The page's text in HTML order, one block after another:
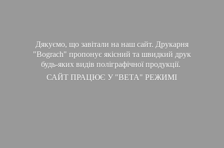
Дякуємо, що завітали на наш сайт. Друкарня
"Bograch" пропонує якісний та швидкий друк
будь-яких видів поліграфічної продукції.
САЙТ ПРАЦЮЄ У "ВЕТА" РЕЖИМІ